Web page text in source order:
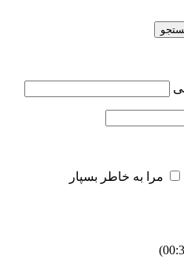
مرا به خاطر بسپار
)